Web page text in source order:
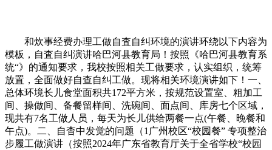
和炊事经费办理工做自査自纠环境的演讲环绕以下内容为
模板，自査自纠演讲哈巴河县教育局！按照《哈巴河县教育系
统“》的通知要求，我校按照相关工做要求，认实组织，统筹
放置，全面做好自查自纠工做。现将相关环境演讲如下！一、
总体环境长儿食堂面积共172平方米，按规范设置室、粗加工
间、操做间、备餐留样间、洗碗间、面点间、库房七个区域，
现共有7名工做人员，每天为长儿供给两餐一点(午餐、晚餐和
午点)。二、自杳中发觉的问题（1广州校区“校园餐” 专项整治
步履工做演讲（按照2024年广东省教育厅关于全省学校“校园